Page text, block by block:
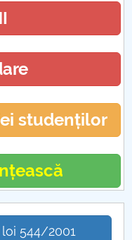
studenților
544/2001